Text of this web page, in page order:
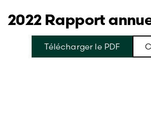
2022 Rapport
Télécharger le PDF